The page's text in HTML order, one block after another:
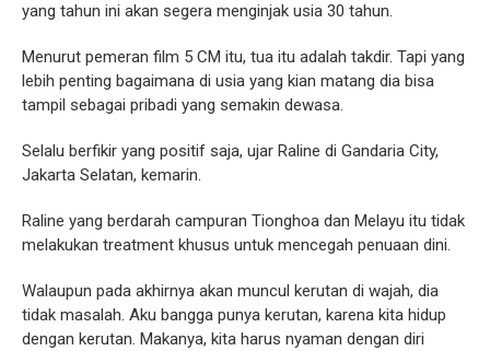
yang tahun ini akan segera menginjak usia 30 tahun.
Menurut pemeran film 5 CM itu, tua itu adalah takdir. Tapi yang
lebih penting bagaimana di usia yang kian matang dia bisa
tampil sebagai pribadi yang semakin dewasa.
Selalu berfikir yang positif saja, ujar Raline di Gandaria City,
Jakarta Selatan, kemarin.
Raline yang berdarah campuran Tionghoa dan Melayu itu tidak
melakukan treatment khusus untuk mencegah penuaan dini.
Walaupun pada akhirnya akan muncul kerutan di wajah, dia
tidak masalah. Aku bangga punya kerutan, karena kita hidup
dengan kerutan. Makanya, kita harus nyaman dengan diri